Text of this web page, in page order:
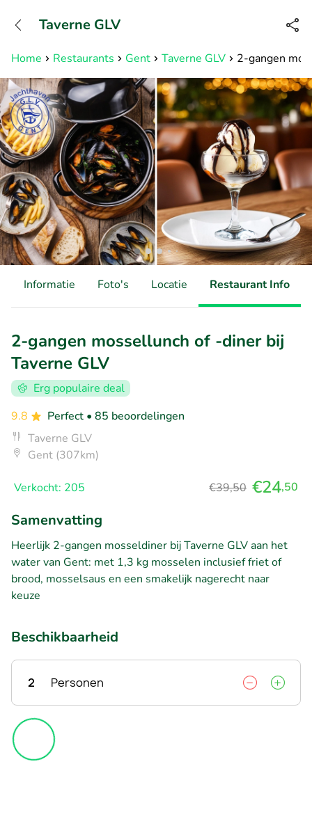
Bereikbaar tot 23:00 uur
Home Restaurants Gent Taverne GLV 2-gangen
Taverne GLV
Informatie Foto's Locatie Restaurant Info
2-gangen mossellunch of -diner bij
Taverne GLV
Erg populaire deal
9.8
Perfect • 85 beoordelingen
Taverne GLV
Gent (307km)
Verkocht: 205 €39,50 €24,50
Samenvatting
Heerlijk 2-gangen mosseldiner bij Taverne GLV aan het
water van Gent: met 1,3 kg mosselen inclusief friet of
brood, mosselsaus en een smakelijk nagerecht naar
keuze
Beschikbaarheid
2 Personen